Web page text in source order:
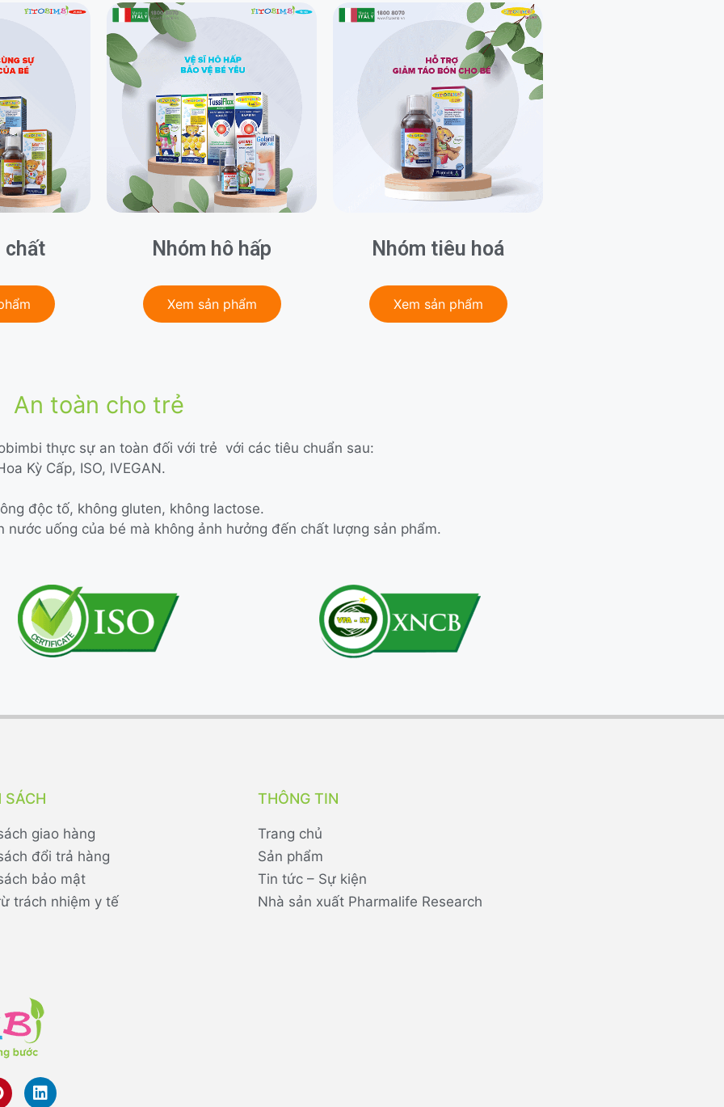
chất Nhóm hô hấp
Xem sản phẩm
Nhóm tiêu hoá
Xem sản phẩm
An toàn cho trẻ
thực sự an toàn đối với trẻ với các tiêu chuẩn sau:
Kỳ Cấp, ISO, IVEGAN.
độc tố, không gluten, không lactose.
uống của bé mà không ảnh hưởng đến chất lượng sản phẩm.
SÁCH
giao hàng
đổi trả hàng
bảo mật
trách nhiệm y tế
THÔNG TIN
Trang chủ
Sản phẩm
Tin tức – Sự kiện
Nhà sản xuất Pharmalife Research